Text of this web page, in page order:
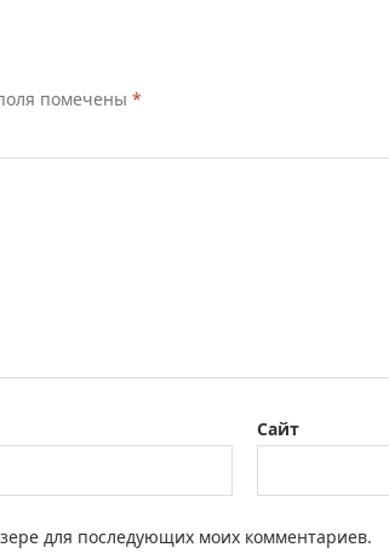
помечены *
Сайт
для последующих моих комментариев.